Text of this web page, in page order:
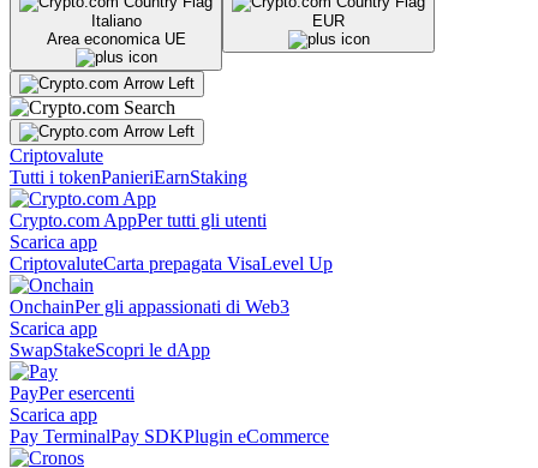
Italiano
Area economica UE
EUR
Criptovalute
Tutti i tokenPanieriEarnStaking
Crypto.com AppPer tutti gli utenti
Scarica app
CriptovaluteCarta prepagata VisaLevel Up
OnchainPer gli appassionati di Web3
Scarica app
SwapStakeScopri le dApp
PayPer esercenti
Scarica app
Pay TerminalPay SDKPlugin eCommerce